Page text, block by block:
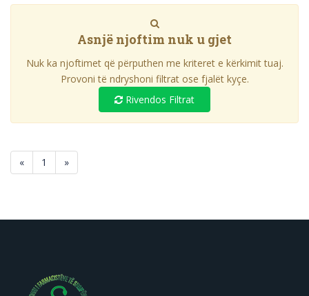
Asnjë njoftim nuk u gjet
Nuk ka njoftimet që përputhen me kriteret e kërkimit tuaj.
Provoni të ndryshoni filtrat ose fjalët kyçe.
Rivendos Filtrat
« 1 »